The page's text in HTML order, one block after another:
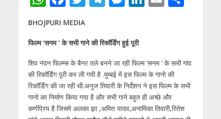
h
at
s
A
p
p
ac
e
b
o
o
k
itt
er gr
a
m
e
n
g
er
dI
n
BHOJPURI MEDIA
फिल्म ‘सनम ‘ के सभी गाने की रिकॉर्डिंग हुई पूरी
शिव नंदन फिल्म्स के बैनर तले बनने जा रही फिल्म ‘सनम ‘ के सभी गांव
की रिकॉर्डिंग पूरी कर ली गयी है .मुम्बई में इस फिल्म के गानो की
रिकॉर्डिंग की जा रही थी.अनुज तिवारी के निर्देशन ने इस फिल्म के सभी
गानो का निर्माण किया गया है और सभी गाने बहुत ही अच्छे और
कर्णप्रिय है जिसमे अलका झा ,अमित यादव,अनामिका तिवारी,रितेश